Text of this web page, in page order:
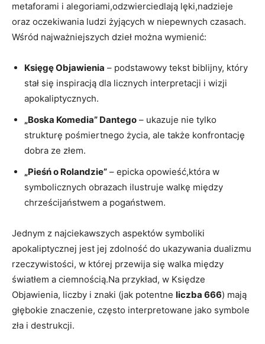
metaforami i alegoriami,odzwierciedlają ⁣lęki,nadzieje
oraz oczekiwania⁤ ludzi żyjących w niepewnych czasach.
‍Wśród najważniejszych⁤ dzieł można ⁢wymienić:
Księgę ‌Objawienia – podstawowy tekst biblijny, który
stał się inspiracją ⁣dla licznych ‍interpretacji i wizji
apokaliptycznych.
„Boska Komedia” ​Dantego – ukazuje nie tylko⁤
strukturę pośmiertnego ⁤życia, ale także konfrontację
dobra ze ‌złem.
„Pieśń o Rolandzie” – epicka opowieść,która ​w
symbolicznych obrazach ilustruje walkę między
⁣chrześcijaństwem a pogaństwem.
Jednym z najciekawszych⁢ aspektów ⁣symboliki
apokaliptycznej jest‌ jej zdolność do ukazywania dualizmu
rzeczywistości, w której przewija się walka między
światłem a ciemnością.Na przykład,⁢ w Księdze
Objawienia, liczby‌ i znaki (jak potentne liczba 666) mają
głębokie znaczenie, często interpretowane⁢ jako‍ symbole
zła i⁣ destrukcji.